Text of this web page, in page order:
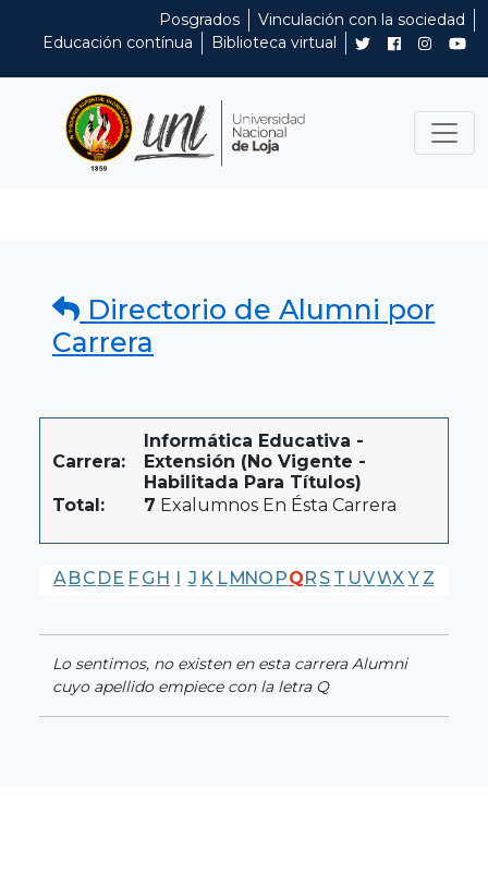
Posgrados
Vinculación con la sociedad
Educación contínua
Biblioteca virtual
Directorio de Alumni por
Carrera
Carrera:
Informática Educativa -
Extensión (No Vigente -
Habilitada Para Títulos)
Total:
7 Exalumnos En Ésta Carrera
A BC DE F G H I J K LMNO PQR S T UVWX Y Z
Lo sentimos, no existen en esta carrera Alumni
cuyo apellido empiece con la letra Q